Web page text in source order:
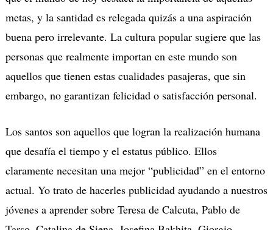
metas, y la santidad es relegada quizás a una aspiración
buena pero irrelevante. La cultura popular sugiere que las
personas que realmente importan en este mundo son
aquellos que tienen estas cualidades pasajeras, que sin
embargo, no garantizan felicidad o satisfacción personal.
Los santos son aquellos que logran la realización humana
que desafía el tiempo y el estatus público. Ellos
claramente necesitan una mejor “publicidad” en el entorno
actual. Yo trato de hacerles publicidad ayudando a nuestros
jóvenes a aprender sobre Teresa de Calcuta, Pablo de